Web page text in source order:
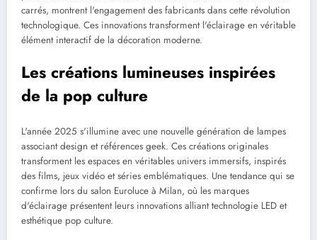
carrés, montrent l'engagement des fabricants dans cette révolution
technologique. Ces innovations transforment l'éclairage en véritable
élément interactif de la décoration moderne.
Les créations lumineuses inspirées
de la pop culture
L'année 2025 s'illumine avec une nouvelle génération de lampes
associant design et références geek. Ces créations originales
transforment les espaces en véritables univers immersifs, inspirés
des films, jeux vidéo et séries emblématiques. Une tendance qui se
confirme lors du salon Euroluce à Milan, où les marques
d'éclairage présentent leurs innovations alliant technologie LED et
esthétique pop culture.